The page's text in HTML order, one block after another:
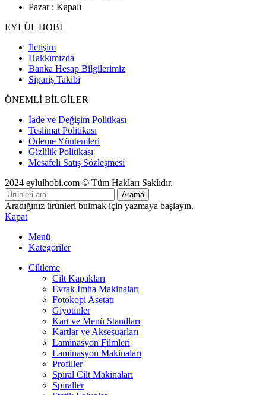
Pazar : Kapalı
EYLÜL HOBİ
İletişim
Hakkımızda
Banka Hesap Bilgilerimiz
Sipariş Takibi
ÖNEMLİ BİLGİLER
İade ve Değişim Politikası
Teslimat Politikası
Ödeme Yöntemleri
Gizlilik Politikası
Mesafeli Satış Sözleşmesi
2024 eylulhobi.com © Tüm Hakları Saklıdır.
Arama
Aradığınız ürünleri bulmak için yazmaya başlayın.
Kapat
Menü
Kategoriler
Ciltleme
Cilt Kapakları
Evrak İmha Makinaları
Fotokopi Asetatı
Giyotinler
Kart ve Menü Standları
Kartlar ve Aksesuarları
Laminasyon Filmleri
Laminasyon Makinaları
Profiller
Spiral Cilt Makinaları
Spiraller